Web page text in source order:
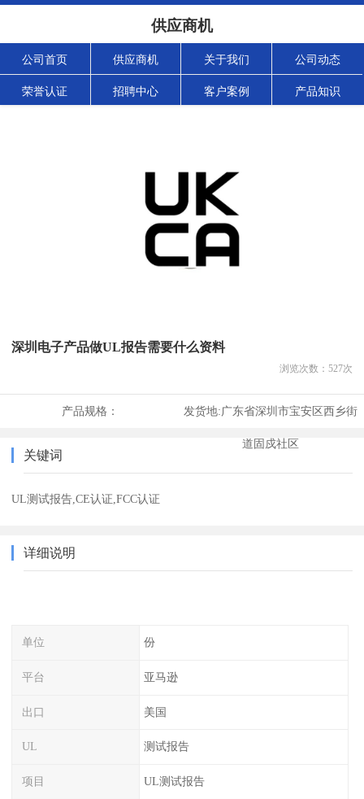
供应商机
公司首页 供应商机 关于我们 公司动态
荣誉认证 招聘中心 客户案例 产品知识
深圳电子产品做UL报告需要什么资料
浏览次数： 527次
产品规格： 发货地:广东省深圳市宝安区西乡街
道固戍社区
关键词
UL测试报告,CE认证,FCC认证
详细说明
单位 份
平台 亚马逊
出口 美国
UL 测试报告
项目 UL测试报告